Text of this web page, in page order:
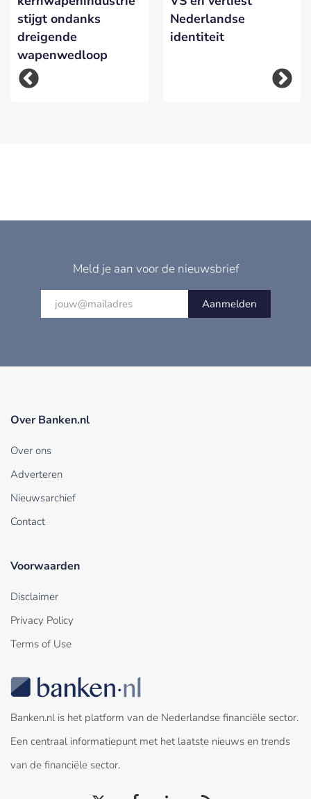
stijgt ondanks
dreigende
wapenwedloop
Nederlandse
identiteit
Meld je aan voor de nieuwsbrief
Aanmelden
Over Banken.nl
Over ons
Adverteren
Nieuwsarchief
Contact
Voorwaarden
Disclaimer
Privacy Policy
Terms of Use
Banken.nl is het platform van de Nederlandse financiële sector.
Een centraal informatiepunt met het laatste nieuws en trends
van de financiële sector.